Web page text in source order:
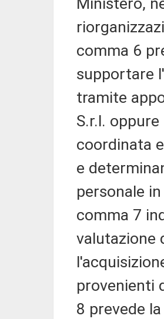
comma 6
supportare
tramite
S.r.l.
coordinata
e
personale
comma 7
valutazione
provenienti
8 prevede